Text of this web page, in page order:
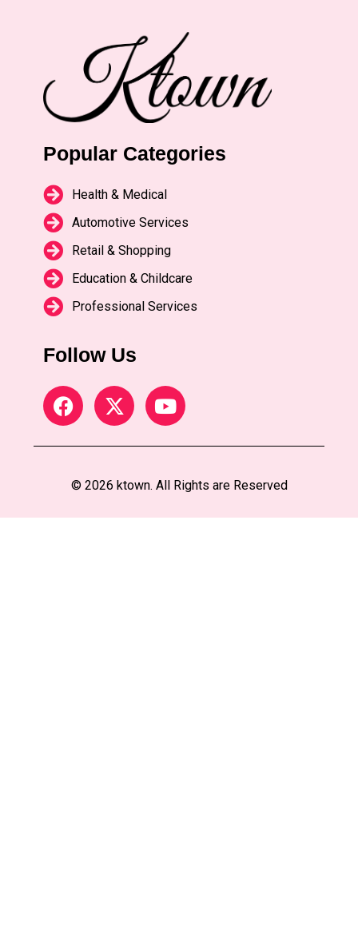
Popular Categories
Health & Medical
Automotive Services
Retail & Shopping
Education & Childcare
Professional Services
Follow Us
© 2026 ktown. All Rights are Reserved